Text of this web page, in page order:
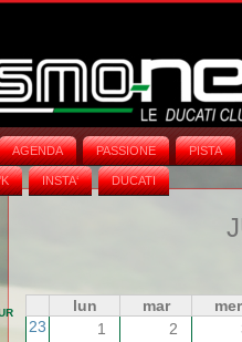
AGENDA PASSIONE PISTA
INSTA‘ DUCATI
lun mar
mer
23
1 2